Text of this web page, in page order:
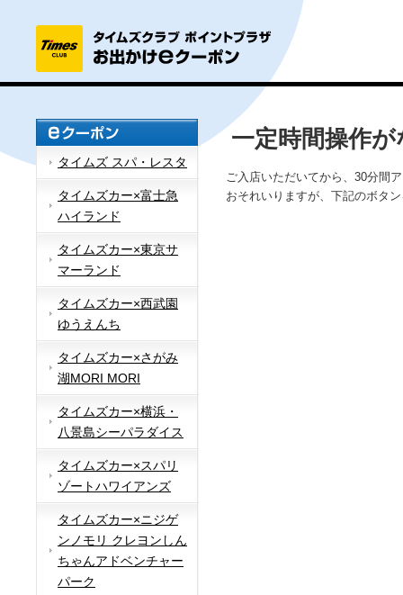
タイムズ スパ・レスタ
タイムズカー×富士急
ハイランド
タイムズカー×東京サ
マーランド
タイムズカー×西武園
ゆうえんち
タイムズカー×さがみ
湖MORI MORI
タイムズカー×横浜・
八景島シーパラダイス
タイムズカー×スパリ
ゾートハワイアンズ
タイムズカー×ニジゲ
ンノモリ クレヨンしん
ちゃんアドベンチャー
パーク
一定時間操作
ご入店いただいてから、30分間
おそれいりますが、下記のボタ